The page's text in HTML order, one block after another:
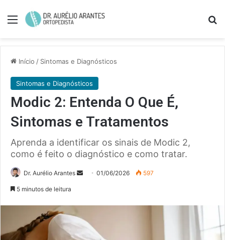
Menu
Início / Sintomas e Diagnósticos
Sintomas e Diagnósticos
Modic 2: Entenda O Que É,
Sintomas e Tratamentos
Aprenda a identificar os sinais de Modic 2,
como é feito o diagnóstico e como tratar.
Dr. Aurélio Arantes
Mande01/06/2026 597
5 minutos de leitura